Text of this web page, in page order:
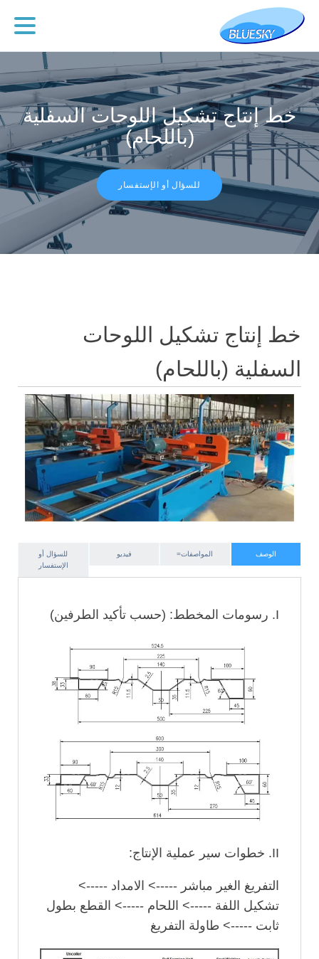
خط إنتاج تشكيل اللوحات السفلية
(باللحام)
للسؤال أو الإستفسار
خط إنتاج تشكيل اللوحات
السفلية (باللحام)
الوصف المواصفات= فيديو
للسؤال أو
الإستفسار
I. رسومات المخطط: (حسب تأكيد الطرفين)
II. خطوات سير عملية الإنتاج:
التفريغ الغير مباشر -----> الامداد ----->
تشكيل اللفة -----> اللحام -----> القطع بطول
ثابت -----> طاولة التفريغ